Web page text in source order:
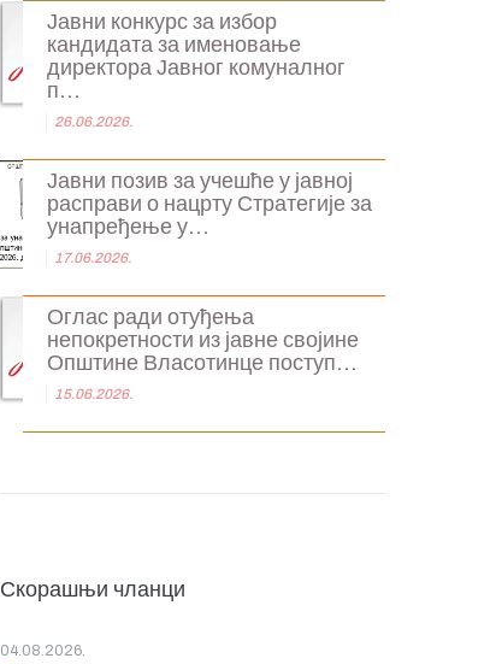
Јавни конкурс за избор
кандидата за именовање
директора Јавног комуналног
п...
26.06.2026.
Јавни позив за учешће у јавној
расправи о нацрту Стратегије за
унапређење у...
17.06.2026.
Оглас ради отуђења
непокретности из јавне својине
Општине Власотинце поступ...
15.06.2026.
Скорашњи чланци
04.08.2026.